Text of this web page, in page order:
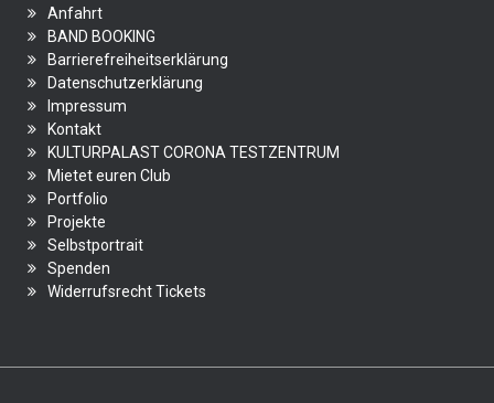
Anfahrt
BAND BOOKING
Barrierefreiheitserklärung
Datenschutzerklärung
Impressum
Kontakt
KULTURPALAST CORONA TESTZENTRUM
Mietet euren Club
Portfolio
Projekte
Selbstportrait
Spenden
Widerrufsrecht Tickets